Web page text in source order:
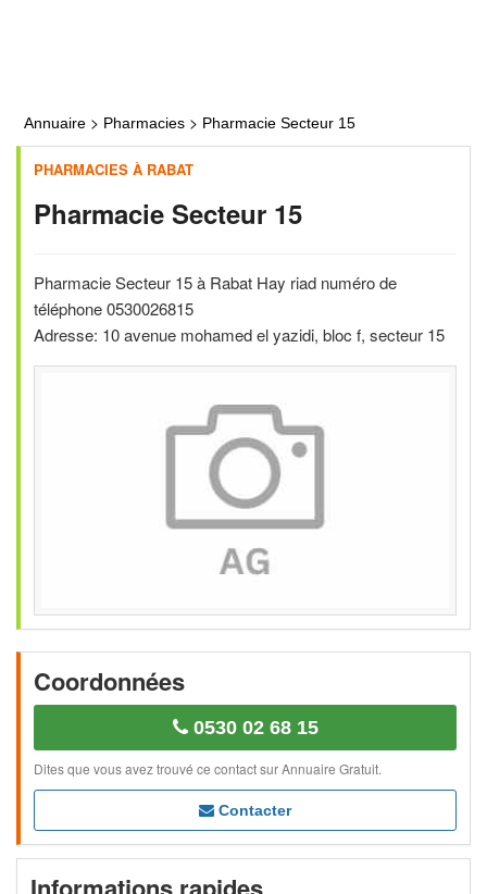
Annuaire > Pharmacies > Pharmacie Secteur 15
PHARMACIES À RABAT
Pharmacie Secteur 15
Pharmacie Secteur 15 à Rabat Hay riad numéro de
téléphone 0530026815
Adresse: 10 avenue mohamed el yazidi, bloc f, secteur 15
Coordonnées
0530 02 68 15
Dites que vous avez trouvé ce contact sur Annuaire Gratuit.
Contacter